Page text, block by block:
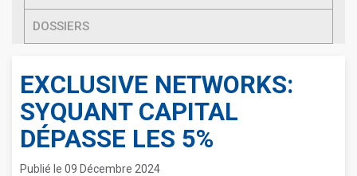
DOSSIERS
EXCLUSIVE NETWORKS:
SYQUANT CAPITAL
DÉPASSE LES 5%
Publié le 09 Décembre 2024